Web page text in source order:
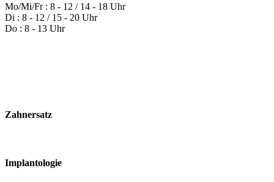
Mo/Mi/Fr : 8 - 12 / 14 - 18 Uhr
Di : 8 - 12 / 15 - 20 Uhr
Do : 8 - 13 Uhr
Zahnersatz
Implantologie